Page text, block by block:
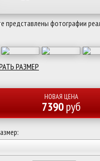
представлены фотографии
РАЗМЕР
НОВАЯ ЦЕНА
7390руб